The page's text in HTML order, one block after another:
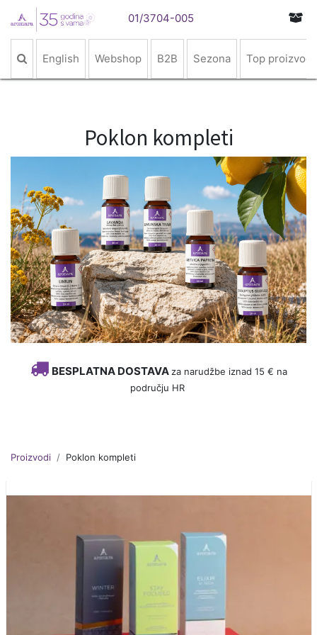
01/3704-005
English Webshop B2B Sezona Top proizvodi
Poklon kompleti
BESPLATNA DOSTAVA za narudžbe iznad 15 € na
području HR
Proizvodi Poklon kompleti